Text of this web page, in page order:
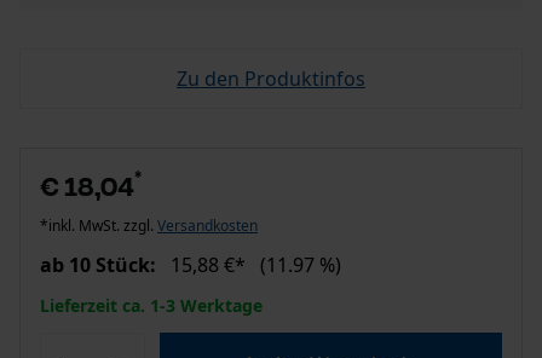
Zu den Produktinfos
€ 18,04*
*inkl. MwSt. zzgl. Versandkosten
ab 10 Stück: 15,88 €* (11.97 %)
Lieferzeit ca. 1-3 Werktage